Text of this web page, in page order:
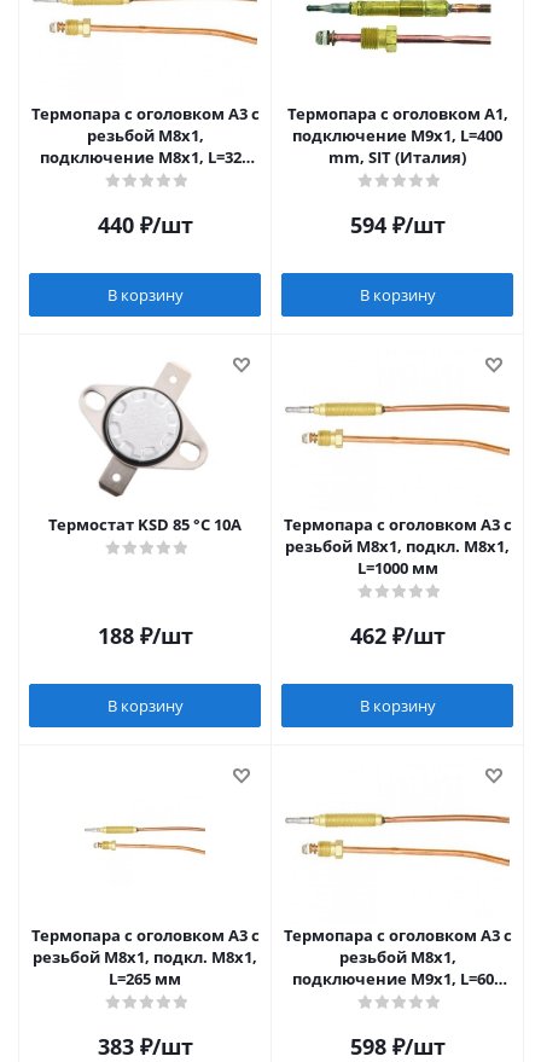
Термопара c оголовком А3 с
резьбой М8х1,
подключение М8х1, L=320
мм SIT (Италия)
440₽/шт
В корзину
Термопара c оголовком А1,
подключение М9х1, L=400
mm, SIT (Италия)
594₽/шт
В корзину
Термостат KSD 85 °С 10А
188₽/шт
В корзину
Термопара c оголовком А3 с
резьбой М8х1, подкл. М8х1,
L=1000 мм
462₽/шт
В корзину
Термопара c оголовком А3 с
резьбой М8х1, подкл. М8х1,
L=265 мм
383₽/шт
Термопара c оголовком А3 с
резьбой М8х1,
подключение М9х1, L=600
мм SIT (Италия)
598₽/шт